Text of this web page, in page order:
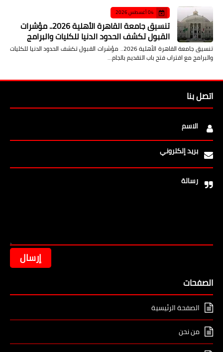
04 أغسطس 2026
تنسيق جامعة القاهرة الأهلية 2026.. مؤشرات
القبول تكشف الحدود الدنيا للكليات والبرامج
تنسيق جامعة القاهرة الأهلية 2026.. مؤشرات القبول تكشف الحدود الدنيا للكليات
والبرامج مع اقتراب فتح باب التقديم بالجام…
اتصل بنا
الاسم
بريد إلكتروني
رسالة
الصفحات
الصفحة الرئيسية
من نحن